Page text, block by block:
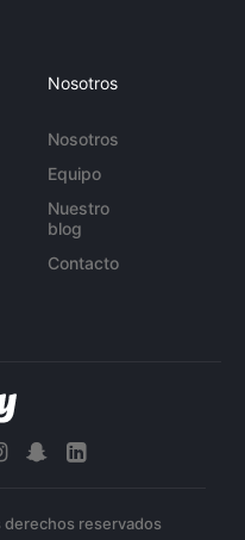
Nosotros
Nosotros
Equipo
Nuestro
blog
Contacto
derechos reservados